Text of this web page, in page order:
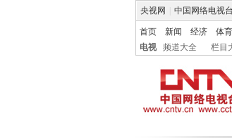
央视网 中国网络电视台
首页 新闻 经济 体育
电视
频道大全 栏目